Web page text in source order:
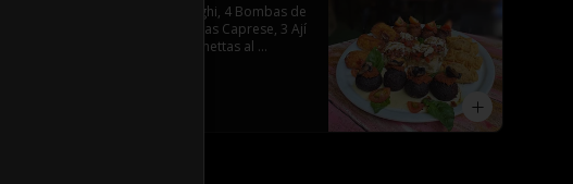
4 Arancini de Funghi, 4 Bombas de
Zetas, 3 Empanadas Caprese, 3 Ají
Crocante, 4 Bruschettas al